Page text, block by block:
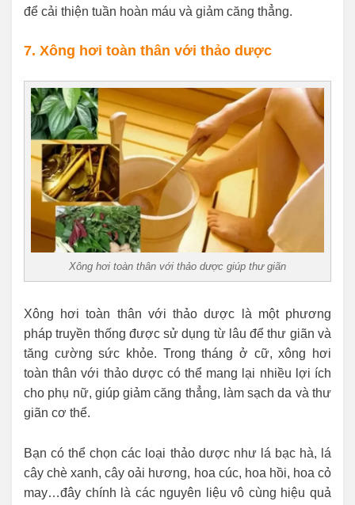
để cải thiện tuần hoàn máu và giảm căng thẳng.
7. Xông hơi toàn thân với thảo dược
Xông hơi toàn thân với thảo dược giúp thư giãn
Xông hơi toàn thân với thảo dược là một phương
pháp truyền thống được sử dụng từ lâu để thư giãn và
tăng cường sức khỏe. Trong tháng ở cữ, xông hơi
toàn thân với thảo dược có thể mang lại nhiều lợi ích
cho phụ nữ, giúp giảm căng thẳng, làm sạch da và thư
giãn cơ thể.
Bạn có thể chọn các loại thảo dược như lá bạc hà, lá
cây chè xanh, cây oải hương, hoa cúc, hoa hồi, hoa cỏ
may…đây chính là các nguyên liệu vô cùng hiệu quả